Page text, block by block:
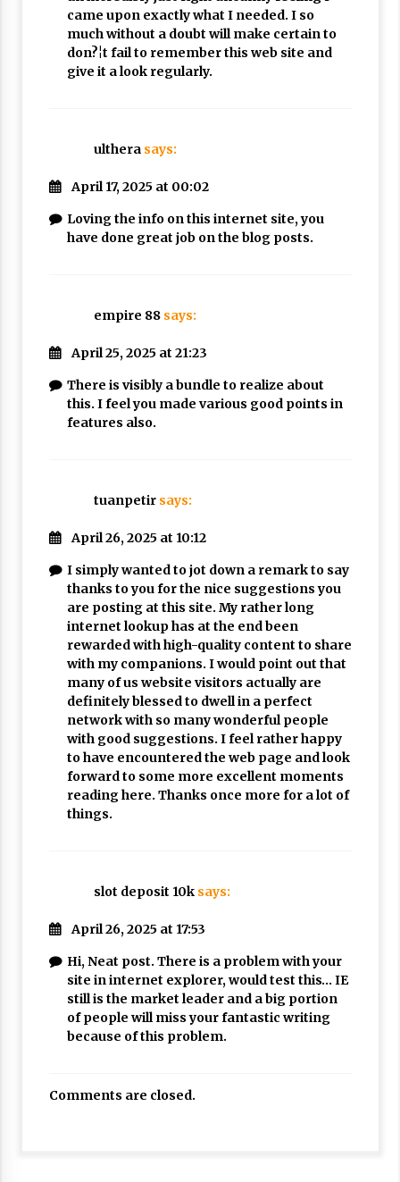
came upon exactly what I needed. I so
much without a doubt will make certain to
don?¦t fail to remember this web site and
give it a look regularly.
ulthera says:
April 17, 2025 at 00:02
Loving the info on this internet site, you
have done great job on the blog posts.
empire 88 says:
April 25, 2025 at 21:23
There is visibly a bundle to realize about
this. I feel you made various good points in
features also.
tuanpetir says:
April 26, 2025 at 10:12
I simply wanted to jot down a remark to say
thanks to you for the nice suggestions you
are posting at this site. My rather long
internet lookup has at the end been
rewarded with high-quality content to share
with my companions. I would point out that
many of us website visitors actually are
definitely blessed to dwell in a perfect
network with so many wonderful people
with good suggestions. I feel rather happy
to have encountered the web page and look
forward to some more excellent moments
reading here. Thanks once more for a lot of
things.
slot deposit 10k says:
April 26, 2025 at 17:53
Hi, Neat post. There is a problem with your
site in internet explorer, would test this… IE
still is the market leader and a big portion
of people will miss your fantastic writing
because of this problem.
Comments are closed.